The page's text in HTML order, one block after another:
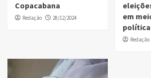
Copacabana
Redação 28/12/2024
em
política
Redação